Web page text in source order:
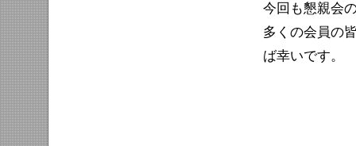
今回も懇親会
多くの会員の
ば幸いです。